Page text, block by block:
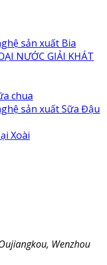
sản xuất Bia
NƯỚC GIẢI KHÁT
chua
sản xuất Sữa Đậu
Xoài
Wenzhou